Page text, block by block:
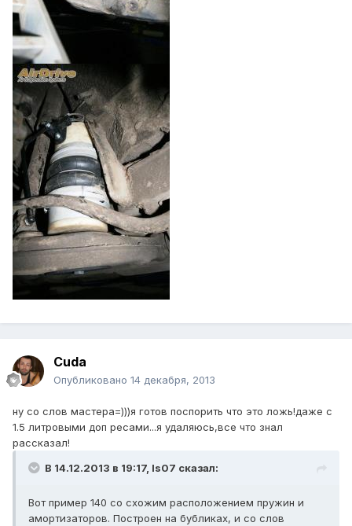
Cuda
Опубликовано 14 декабря, 2013
ну со слов мастера=)))я готов поспорить что это ложь!даже с
1.5 литровыми доп ресами...я удаляюсь,все что знал
рассказал!
В 14.12.2013 в 19:17, Is07 сказал:
Вот пример 140 со схожим расположением пружин и
амортизаторов. Построен на бубликах, и со слов